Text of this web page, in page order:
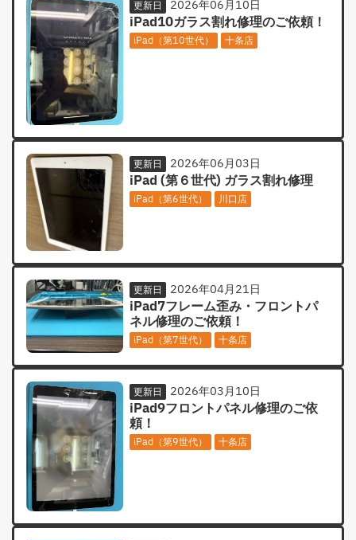
更新日 2026年06月10日
iPad10ガラス割れ修理のご依頼！
iPad（第10世代） 十条店
更新日 2026年06月03日
iPad (第６世代) ガラス割れ修理
iPad（第6世代） 川口店
更新日 2026年04月21日
iPad7フレーム歪み・フロントパ
ネル修理のご依頼！
iPad（第7世代） 十条店
更新日 2026年03月10日
iPad9フロントパネル修理のご依
頼！
iPad（第9世代） 十条店